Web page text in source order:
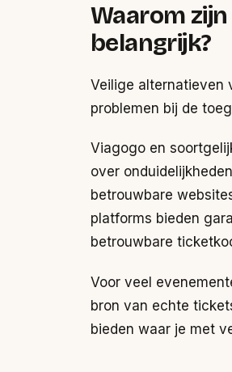
Waarom
belangrijk?
Veilige alternatieven
problemen bij de
Viagogo en
over
betrouwbare
platforms bieden
betrouwbare
Voor veel
bron van echte
bieden waar je met